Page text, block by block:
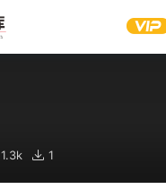
1.3k 1